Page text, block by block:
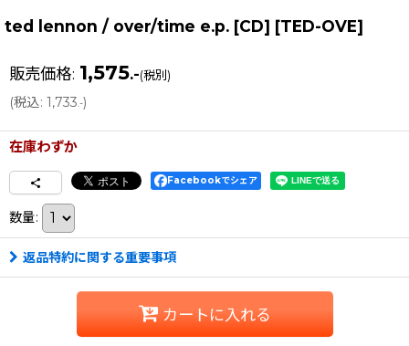
ted lennon / over/time e.p. [CD] [TED-OVE]
販売価格: 1,575.-(税別)
(税込: 1,733.-)
在庫わずか
Facebookでシェア
数量:
返品特約に関する重要事項
カートに入れる